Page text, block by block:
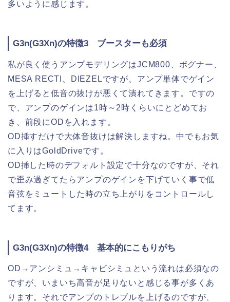
多いように感じます。
G3n(G3Xn)の特徴3 ブースターも必須
私が良く使うアンプモデリングはJCM800、ボグナー、
MESA RECTI、DIEZELですが、アンプ単体でゲイン
を上げると低音の抜けが悪くて潰れてきます。ですの
で、アンプのゲインは1時～2時くらいにとどめてお
き、前段にODを入れます。
OD挿すだけで大体音抜けは解決しますね。中でもお気
に入りはGoldDriveです。
OD挿した時のデフォルト設定で十分なのですが、それ
で歪み過ぎてたらアンプのゲインを下げていく事で低
音弦をミュートした時の立ち上がりをコントロールし
てます。
G3n(G3Xn)の特徴4 基本的にこもりがち
OD→アンシミュ→キャビシミュという流れは必須なの
ですが、いまいち高音が足りないと感じる事が多くあ
ります。それでアンプのトレブルを上げるのですが、